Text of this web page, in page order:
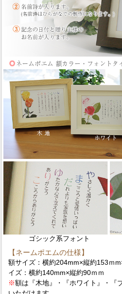
ゴシック系フォント
【ネームポエムの仕様】
額サイズ：横約204mm×縦約153ｍ
イズ：横約140mm×縦約90ｍｍ
※額は『木地』・『ホワイト』・『